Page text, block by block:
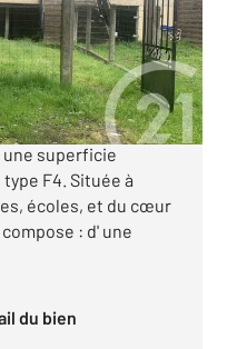
découvrir cette
une superficie
F4. Située à
écoles, et du cœur
: d' une
du bien